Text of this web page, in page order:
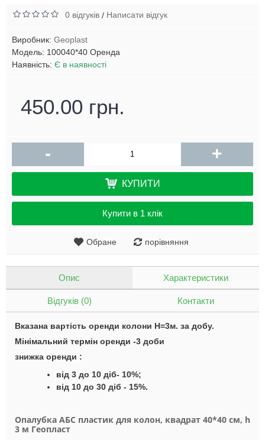
0 відгуків / Написати відгук
Виробник: Geoplast
Модель: 100040*40 Оренда
Наявність: Є в наявності
450.00 грн.
- +
КУПИТИ
Купити в 1 клік
Обране порівняння
Опис Характеристики
Відгуків (0) Контакти
Вказана вартість оренди колони H=3м. за добу.
Мінімальний термін оренди -3 доби
знижка оренди :
від 3 до 10 діб- 10%;
від 10 до 30 діб - 15%.
Опалубка АБС пластик для колон, квадрат 40*40 см, h
3 м Геопласт